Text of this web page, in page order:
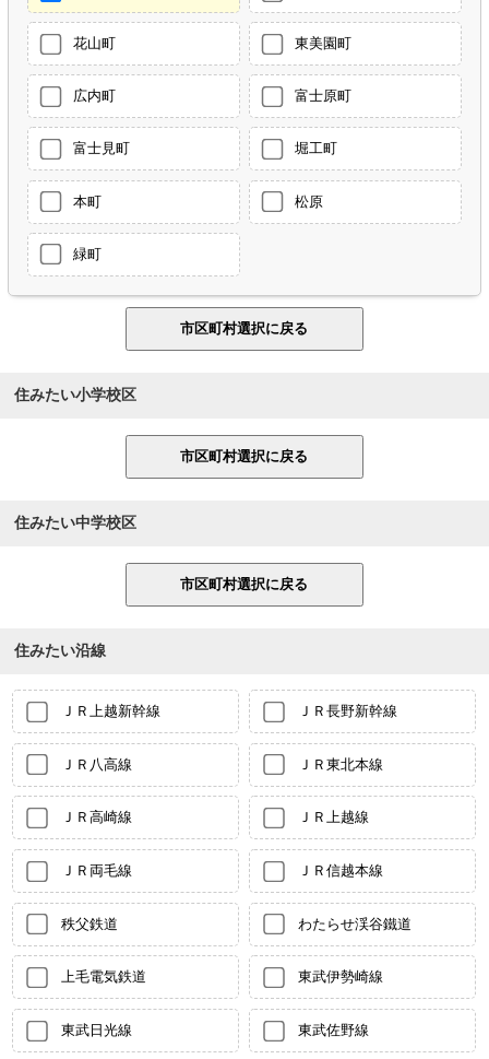
花山町 東美園町
広内町 富士原町
富士見町 堀工町
本町 松原
緑町
住みたい小学校区
住みたい中学校区
住みたい沿線
ＪＲ上越新幹線 ＪＲ長野新幹線
ＪＲ八高線 ＪＲ東北本線
ＪＲ高崎線 ＪＲ上越線
ＪＲ両毛線 ＪＲ信越本線
秩父鉄道 わたらせ渓谷鐵道
上毛電気鉄道 東武伊勢崎線
東武日光線 東武佐野線